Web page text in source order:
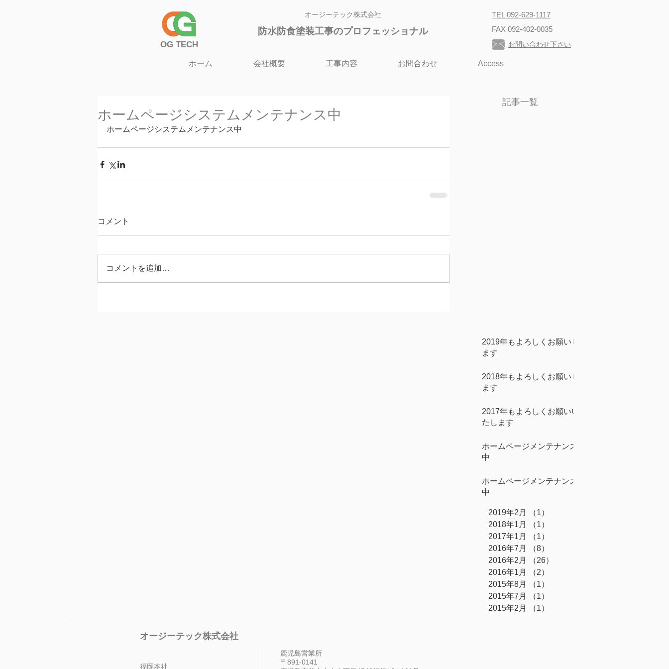
オージーテック株式会社
防水防食塗装工事のプロフェッショナル
​OG TECH
TEL 092-629-1117
FAX 092-402-0035
お問い合わせ下さい
ホーム 会社概要 工事内容 お問合わせ Access
ホームページシステムメンテナンス中
ホームページシステムメンテナンス中
コメント
コメントを追加…
記事一覧
2019年もよろしくお願いし
ます
2018年もよろしくお願いし
ます
2017年もよろしくお願いい
たします
ホームページメンテナンス
中
ホームページメンテナンス
中
2019年2月 （1）
2018年1月
（1）
2017年1月
（1）
2016年7月
（8）
2016年2月
（26）
2016年1月
（2）
2015年8月
（1）
2015年7月
（1）
2015年2月
（1）
オージーテック株式会社
福岡本社
鹿児島営業所
〒891-0141